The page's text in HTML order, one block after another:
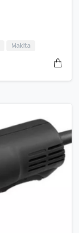
Makita